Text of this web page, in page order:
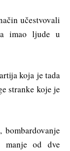
učestvovali
imao ljude u
koja je tada
stranke koje je
manje od dve